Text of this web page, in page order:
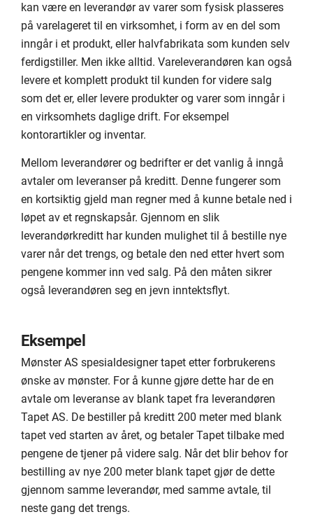
kan være en leverandør av varer som fysisk plasseres
på varelageret til en virksomhet, i form av en del som
inngår i et produkt, eller halvfabrikata som kunden selv
ferdigstiller. Men ikke alltid. Vareleverandøren kan også
levere et komplett produkt til kunden for videre salg
som det er, eller levere produkter og varer som inngår i
en virksomhets daglige drift. For eksempel
kontorartikler og inventar.
Mellom leverandører og bedrifter er det vanlig å inngå
avtaler om leveranser på kreditt. Denne fungerer som
en kortsiktig gjeld man regner med å kunne betale ned i
løpet av et regnskapsår. Gjennom en slik
leverandørkreditt har kunden mulighet til å bestille nye
varer når det trengs, og betale den ned etter hvert som
pengene kommer inn ved salg. På den måten sikrer
også leverandøren seg en jevn inntektsflyt.
Eksempel
Mønster AS spesialdesigner tapet etter forbrukerens
ønske av mønster. For å kunne gjøre dette har de en
avtale om leveranse av blank tapet fra leverandøren
Tapet AS. De bestiller på kreditt 200 meter med blank
tapet ved starten av året, og betaler Tapet tilbake med
pengene de tjener på videre salg. Når det blir behov for
bestilling av nye 200 meter blank tapet gjør de dette
gjennom samme leverandør, med samme avtale, til
neste gang det trengs.